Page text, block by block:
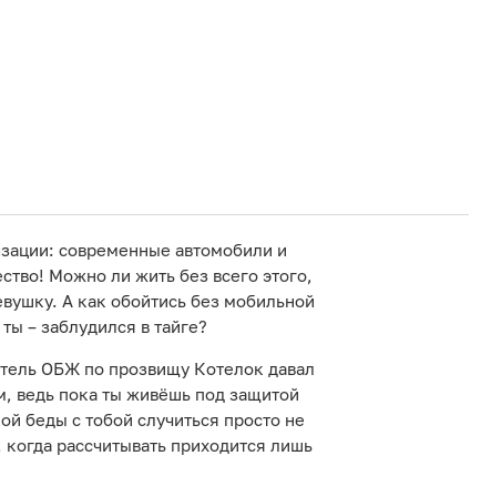
современные автомобили и
Можно ли жить без всего этого,
А как обойтись без мобильной
– заблудился в тайге?
ОБЖ по прозвищу Котелок давал
ведь пока ты живёшь под защитой
беды с тобой случиться просто не
рассчитывать приходится лишь